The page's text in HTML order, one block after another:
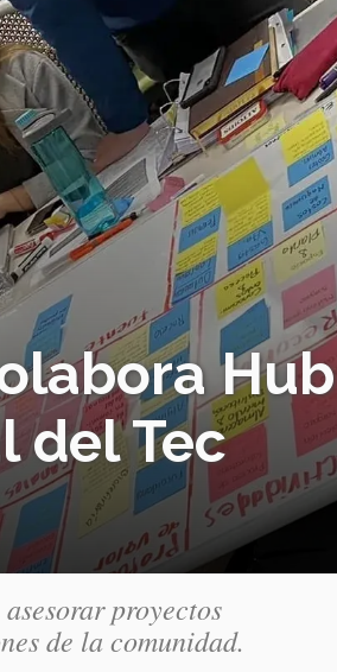
Hub
del Tec
proyectos
de la comunidad.